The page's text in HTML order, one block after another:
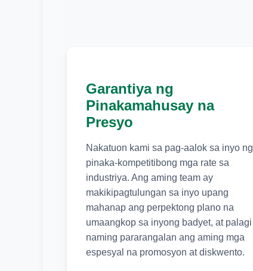
Garantiya ng
Pinakamahusay na
Presyo
Nakatuon kami sa pag-aalok sa inyo ng
pinaka-kompetitibong mga rate sa
industriya. Ang aming team ay
makikipagtulungan sa inyo upang
mahanap ang perpektong plano na
umaangkop sa inyong badyet, at palagi
naming pararangalan ang aming mga
espesyal na promosyon at diskwento.